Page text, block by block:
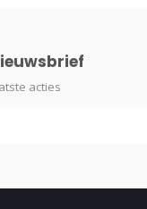
acties